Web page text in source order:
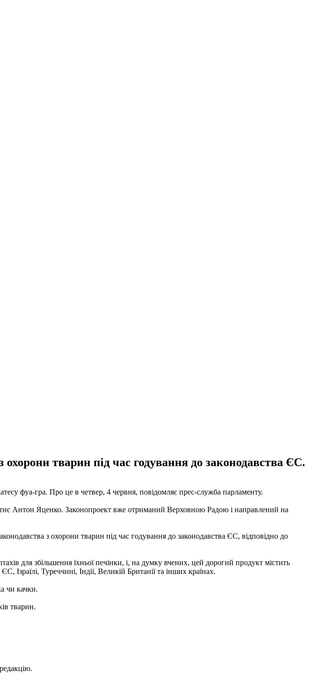
тварин під час годування до законодавства ЄС.
фуа-гра. Про це в четвер, 4 червня, повідомляє прес-служба парламенту.
Антон Яценко. Законопроект вже отриманий Верховною Радою і направлений на
з охорони тварин під час годування до законодавства ЄС, відповідно до
для збільшення їхньої печінки, і, на думку вчених, цей дорогий продукт містить
Туреччині, Індії, Великій Британії та інших країнах.
чи качки.
тварин.